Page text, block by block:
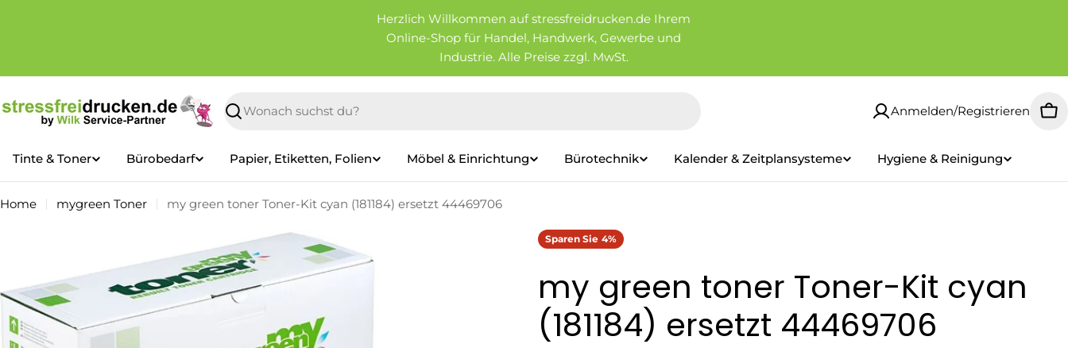
Herzlich Willkommen auf stressfreidrucken.de Ihrem
Online-Shop für Handel, Handwerk, Gewerbe und
Industrie. Alle Preise zzgl. MwSt.
Suchen
Anmelden/Registrieren
Tinte & Toner Bürobedarf Papier, Etiketten, Folien Möbel & Einrichtung Bürotechnik Kalender & Zeitplansysteme Hygiene & Reinigung
Home mygreen Toner my green toner Toner-Kit cyan (181184) ersetzt 44469706
Produktinformationen
Sparen Sie 4%
my green toner Toner-Kit cyan
(181184) ersetzt 44469706